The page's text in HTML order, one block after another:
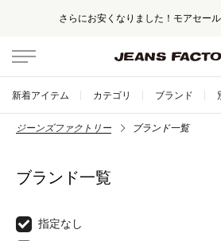
さらにお安くなりました！モアセール
新着アイテム カテゴリ ブランド
ジーンズファクトリー ブランド一覧
ブランド一覧
指定なし